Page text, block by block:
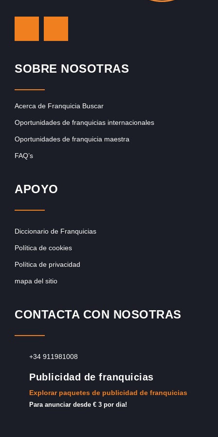
SOBRE NOSOTRAS
Acerca de Franquicia Buscar
Oportunidades de franquicias internacionales
Oportunidades de franquicia maestra
FAQ’s
APOYO
Diccionario de Franquicias
Política de cookies
Política de privacidad
mapa del sitio
CONTACTA CON NOSOTRAS
+34 911981008
Publicidad de franquicias
Explorar paquetes de publicidad de franquicias
Para anunciar desde € 3 por dia!